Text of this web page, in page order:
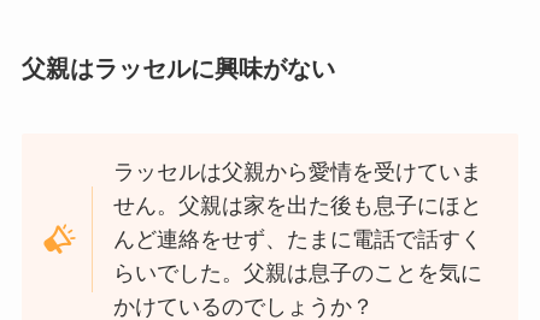
父親はラッセルに興味がない
ラッセルは父親から愛情を受けていま
せん。父親は家を出た後も息子にほと
んど連絡をせず、たまに電話で話すく
らいでした。父親は息子のことを気に
かけているのでしょうか？